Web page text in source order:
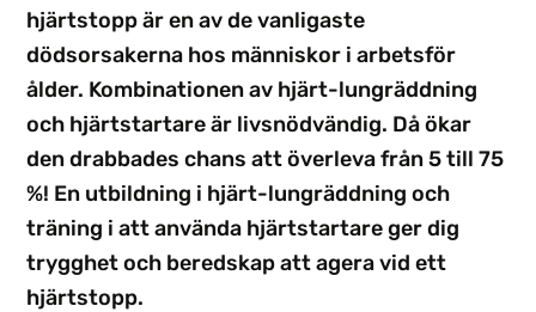
hjärtstopp är en av de vanligaste
dödsorsakerna hos människor i arbetsför
ålder. Kombinationen av hjärt-lungräddning
och hjärtstartare är livsnödvändig. Då ökar
den drabbades chans att överleva från 5 till 75
%! En utbildning i hjärt-lungräddning och
träning i att använda hjärtstartare ger dig
trygghet och beredskap att agera vid ett
hjärtstopp.